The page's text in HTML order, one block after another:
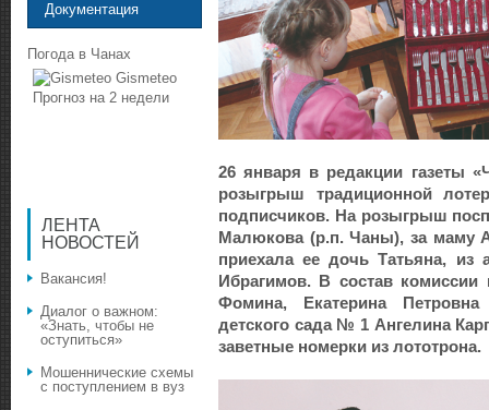
26 января в редакции газеты
розыгрыш традиционной
подписчиков. На розыгрыш
Малюкова (р.п. Чаны), за маму
приехала ее дочь Татьяна,
Ибрагимов. В состав
Фомина, Екатерина
детского сада № 1 Ангелина
заветные номерки из лототрона.
Документация
Погода в Чанах
Gismeteo
Прогноз на 2 недели
ЛЕНТА
НОВОСТЕЙ
Вакансия!
Диалог о важном:
«Знать, чтобы не
оступиться»
Мошеннические схемы
с поступлением в вуз